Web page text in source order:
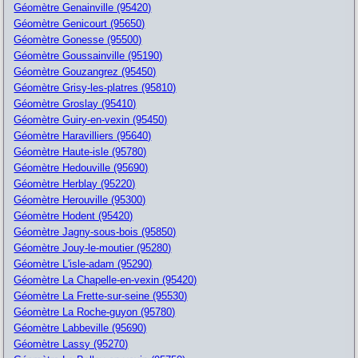
Géomètre Genainville (95420)
Géomètre Genicourt (95650)
Géomètre Gonesse (95500)
Géomètre Goussainville (95190)
Géomètre Gouzangrez (95450)
Géomètre Grisy-les-platres (95810)
Géomètre Groslay (95410)
Géomètre Guiry-en-vexin (95450)
Géomètre Haravilliers (95640)
Géomètre Haute-isle (95780)
Géomètre Hedouville (95690)
Géomètre Herblay (95220)
Géomètre Herouville (95300)
Géomètre Hodent (95420)
Géomètre Jagny-sous-bois (95850)
Géomètre Jouy-le-moutier (95280)
Géomètre L'isle-adam (95290)
Géomètre La Chapelle-en-vexin (95420)
Géomètre La Frette-sur-seine (95530)
Géomètre La Roche-guyon (95780)
Géomètre Labbeville (95690)
Géomètre Lassy (95270)